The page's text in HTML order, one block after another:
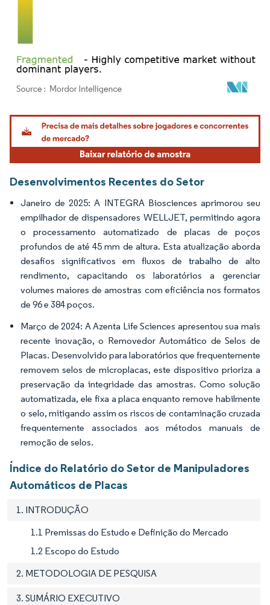
Imagem © Mordor Intelligence. O reuso requer atribuição conforme CC BY 4.0.
Desenvolvimentos Recentes do Setor
Janeiro de 2025: A INTEGRA Biosciences aprimorou seu
empilhador de dispensadores WELLJET, permitindo agora
o processamento automatizado de placas de poços
profundos de até 45 mm de altura. Esta atualização aborda
desafios significativos em fluxos de trabalho de alto
rendimento, capacitando os laboratórios a gerenciar
volumes maiores de amostras com eficiência nos formatos
de 96 e 384 poços.
Março de 2024: A Azenta Life Sciences apresentou sua mais
recente inovação, o Removedor Automático de Selos de
Placas. Desenvolvido para laboratórios que frequentemente
removem selos de microplacas, este dispositivo prioriza a
preservação da integridade das amostras. Como solução
automatizada, ele fixa a placa enquanto remove habilmente
o selo, mitigando assim os riscos de contaminação cruzada
frequentemente associados aos métodos manuais de
remoção de selos.
Índice do Relatório do Setor de Manipuladores
Automáticos de Placas
1. INTRODUÇÃO
1.1 Premissas do Estudo e Definição do Mercado
1.2 Escopo do Estudo
2. METODOLOGIA DE PESQUISA
3. SUMÁRIO EXECUTIVO